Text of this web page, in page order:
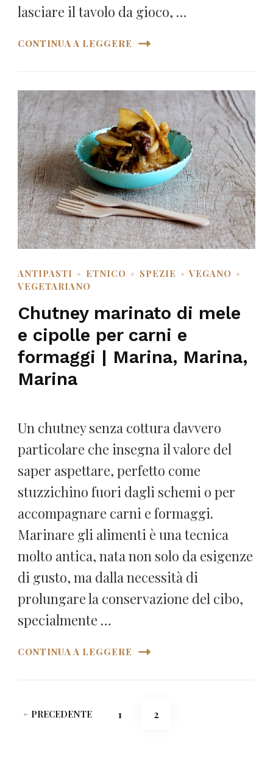
lasciare il tavolo da gioco, …
CONTINUA A LEGGERE
ANTIPASTI ETNICO SPEZIE
VEGANO
VEGETARIANO
Chutney marinato di mele
e cipolle per carni e
formaggi | Marina, Marina,
Marina
Un chutney senza cottura davvero
particolare che insegna il valore del
saper aspettare, perfetto come
stuzzichino fuori dagli schemi o per
accompagnare carni e formaggi.
Marinare gli alimenti è una tecnica
molto antica, nata non solo da esigenze
di gusto, ma dalla necessità di
prolungare la conservazione del cibo,
specialmente …
CONTINUA A LEGGERE
Paginazione
PRECEDENTE PAGINA
1 PAGINA
2